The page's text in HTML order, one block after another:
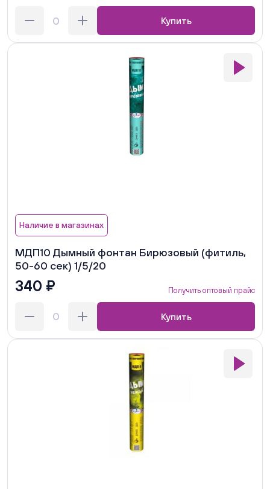
Купить
Наличие в магазинах
МДП10 Дымный фонтан Бирюзовый (фитиль,
50-60 сек) 1/5/20
340 ₽ Получить оптовый прайс
Купить